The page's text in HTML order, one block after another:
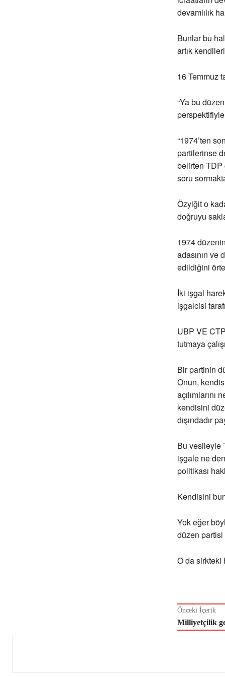
devamlılık
Bunlar bu
artık
16 Temmuz
“Ya bu
“1974’ten
partilerinse
belirten TDP
soru
Özyiğit o
doğruyu
1974
adasının ve
edildiğini
İki işgal
işgalcisi
UBP VE
tutmaya
Bir partinin
Onun,
kendisini
dışındadır
Bu vesileyle
işgale ne
politikası
Kendisini
Yok eğer
düzen partisi
O da sirkteki
Önceki İçerik
Milliyetçilik